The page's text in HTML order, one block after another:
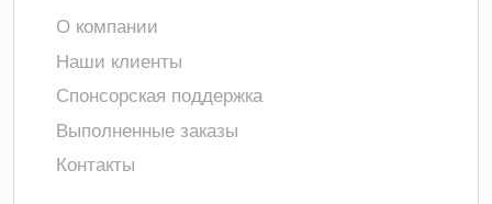
О компании
Наши клиенты
Спонсорская поддержка
Выполненные заказы
Контакты